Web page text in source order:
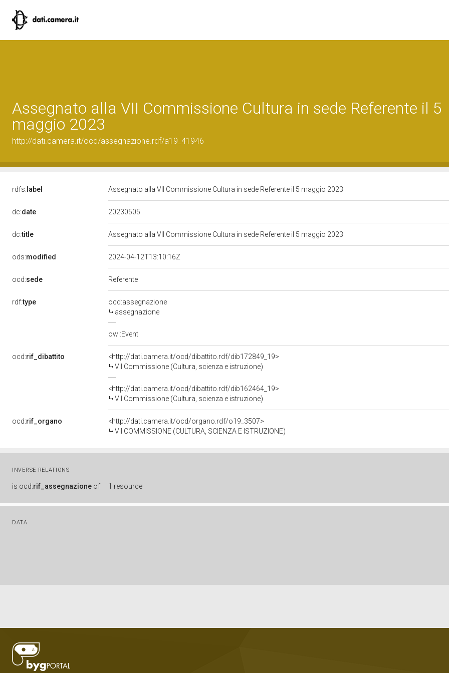
Assegnato alla VII Commissione Cultura in sede Referente il 5
maggio 2023
http://dati.camera.it/ocd/assegnazione.rdf/a19_41946
rdfs: label Assegnato alla VII Commissione Cultura in sede Referente il 5 maggio 2023
dc:date 20230505
dc:title Assegnato alla VII Commissione Cultura in sede Referente il 5 maggio 2023
ods:modified 2024-04-12T13:10:16Z
ocd:sede Referente
rdf:type
ocd:assegnazione
assegnazione
owl:Event
ocd:rif_dibattito
<http://dati.camera.it/ocd/dibattito.rdf/dib172849_19>
VII Commissione (Cultura, scienza e istruzione)
<http://dati.camera.it/ocd/dibattito.rdf/dib162464_19>
VII Commissione (Cultura, scienza e istruzione)
ocd:rif_organo
<http://dati.camera.it/ocd/organo.rdf/o19_3507>
VII COMMISSIONE (CULTURA, SCIENZA E ISTRUZIONE)
INVERSE RELATIONS
is ocd:rif_assegnazione of 1 resource
DATA